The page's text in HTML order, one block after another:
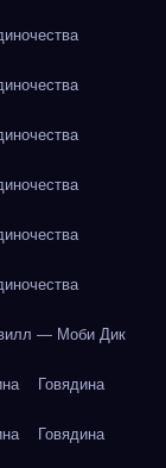
— Моби Дик
Говядина
Говядина